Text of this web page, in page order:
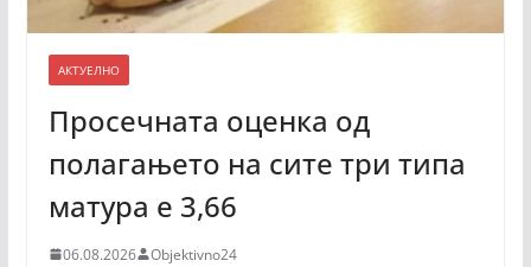
АКТУЕЛНО
Просечната оценка од
полагањето на сите три типа
матура е 3,66
06.08.2026 Objektivno24